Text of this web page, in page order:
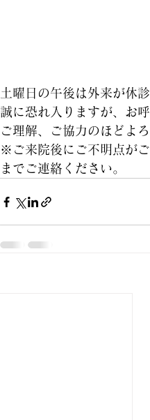
土曜日の午後は外来が休
誠に恐れ入りますが、お
ご理解、ご協力のほどよ
※ご来院後にご不明点が
までご連絡ください。